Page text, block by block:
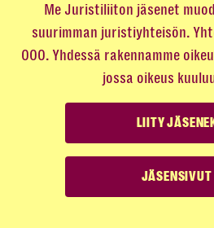
Me Juristiliiton jäsenet
suurimman juristiyhteisön.
000. Yhdessä rakennamme
jossa oikeus
LIITY
JÄSENSIVUT